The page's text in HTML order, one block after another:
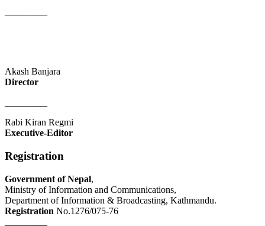
Akash Banjara
Director
Rabi Kiran Regmi
Executive-Editor
Registration
Government of Nepal,
Ministry of Information and Communications,
Department of Information & Broadcasting, Kathmandu.
Registration No.1276/075-76